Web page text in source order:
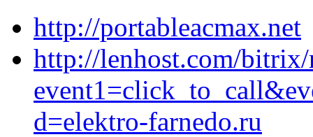
http://portableacmax.net
http://lenhost.com/bitrix/
d=elektro-farnedo.ru